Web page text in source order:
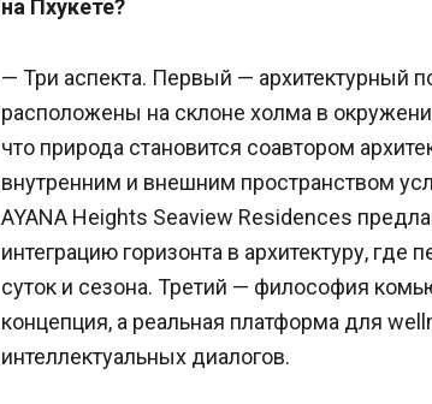
на Пхукете?
— Три аспекта. Первый — архитектурный
расположены на склоне холма в
что природа становится соавтором
внутренним и внешним пространством
AYANA Heights Seaview Residences
интеграцию горизонта в архитектуру,
суток и сезона. Третий — философия
концепция, а реальная платформа для
интеллектуальных диалогов.